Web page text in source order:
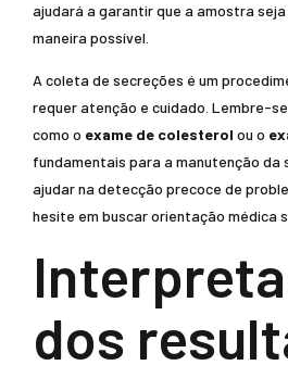
ajudará a garantir que a amostra
maneira possível.
A coleta de secreções é um
requer atenção e cuidado. Lembre-
como o exame de colesterol ou o
fundamentais para a manutenção da
ajudar na detecção precoce de
hesite em buscar orientação médica
dos